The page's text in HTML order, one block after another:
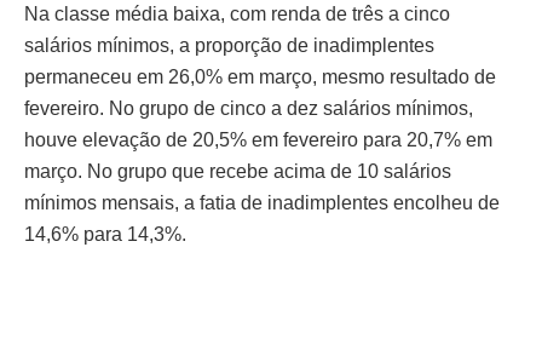
Na classe média baixa, com renda de três a cinco
salários mínimos, a proporção de inadimplentes
permaneceu em 26,0% em março, mesmo resultado de
fevereiro. No grupo de cinco a dez salários mínimos,
houve elevação de 20,5% em fevereiro para 20,7% em
março. No grupo que recebe acima de 10 salários
mínimos mensais, a fatia de inadimplentes encolheu de
14,6% para 14,3%.